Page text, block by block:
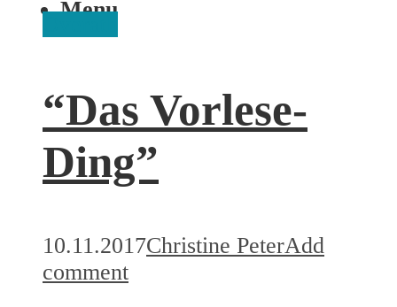
Menu
“Das Vorlese-
Ding”
10.11.2017Christine PeterAdd
comment